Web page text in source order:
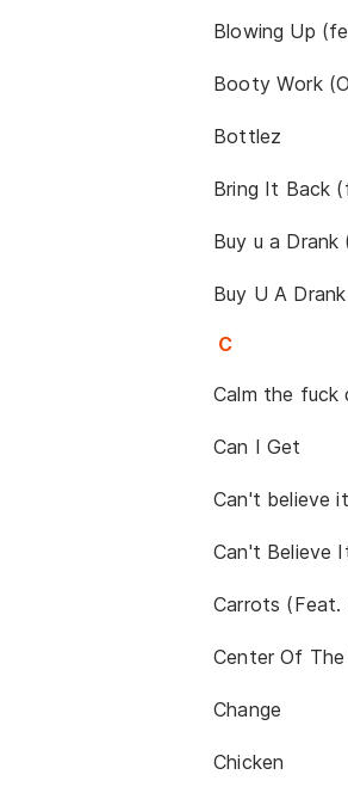
Blowing Up
Booty Work
Bottlez
Bring It Back
Buy u a Drank
Buy U A
C
Calm the fuck
Can I Get
Can't believe it
Can't Believe
Carrots (Feat.
Center Of
Change
Chicken